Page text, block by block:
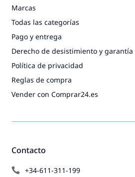
Contacto
+34-611-311-199
Marcas
Todas las categorías
Pago y entrega
Derecho de desistimiento y garantía
Política de privacidad
Reglas de compra
Vender con Comprar24.es